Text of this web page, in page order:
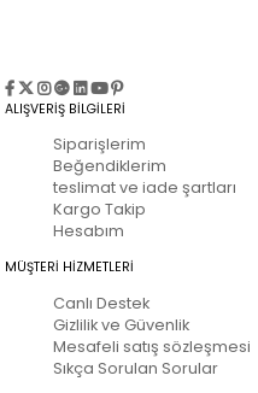
ALIŞVERİŞ BİLGİLERİ
Siparişlerim
Beğendiklerim
teslimat ve iade şartları
Kargo Takip
Hesabım
MÜŞTERİ HİZMETLERİ
Canlı Destek
Gizlilik ve Güvenlik
Mesafeli satış sözleşmesi
Sıkça Sorulan Sorular